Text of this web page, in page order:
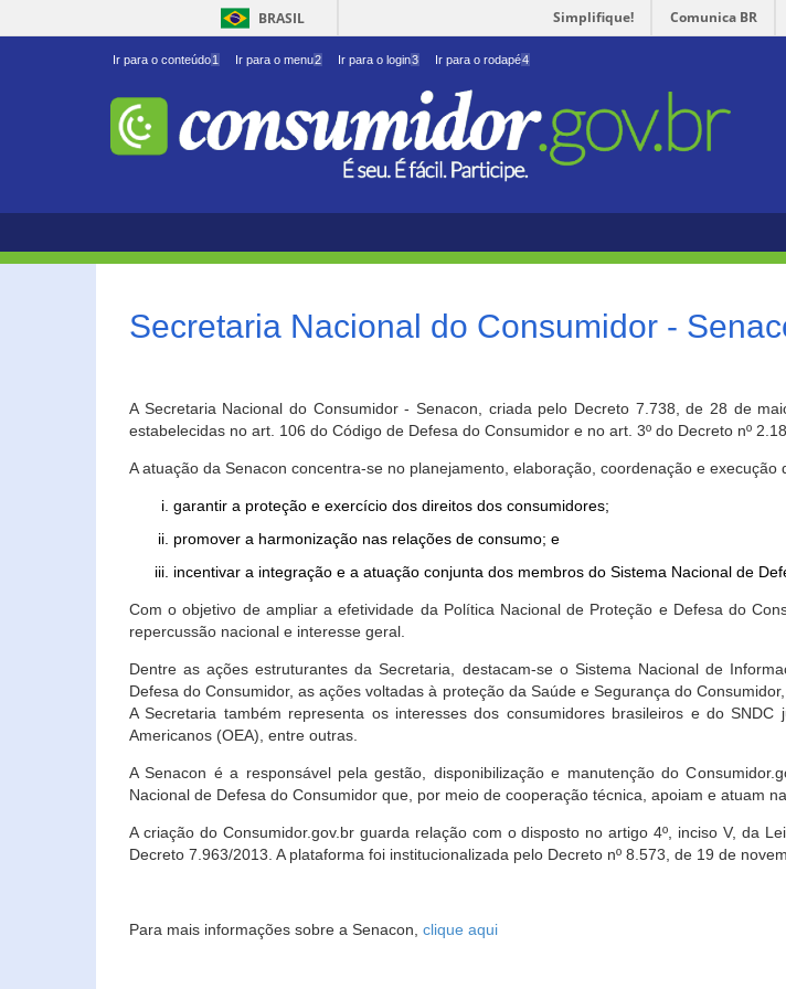
BRASIL Simplifique! Comunica BR
Ir para o conteúdo1 Ir para o menu2 Ir para o login3 Ir para o rodapé4
Secretaria Nacional do Consumidor -
A Secretaria Nacional do Consumidor - Senacon, criada pelo Decreto 7.738, de 28 de
estabelecidas no art. 106 do Código de Defesa do Consumidor e no art. 3º do Decreto nº
A atuação da Senacon concentra-se no planejamento, elaboração, coordenação e
garantir a proteção e exercício dos direitos dos consumidores;
promover a harmonização nas relações de consumo; e
incentivar a integração e a atuação conjunta dos membros do Sistema Nacional de
Com o objetivo de ampliar a efetividade da Política Nacional de Proteção e Defesa do
repercussão nacional e interesse geral.
Dentre as ações estruturantes da Secretaria, destacam-se o Sistema Nacional de
Defesa do Consumidor, as ações voltadas à proteção da Saúde e Segurança do
A Secretaria também representa os interesses dos consumidores brasileiros e do
Americanos (OEA), entre outras.
A Senacon é a responsável pela gestão, disponibilização e manutenção do
Nacional de Defesa do Consumidor que, por meio de cooperação técnica, apoiam e atuam
A criação do Consumidor.gov.br guarda relação com o disposto no artigo 4º, inciso V, da
Decreto 7.963/2013. A plataforma foi institucionalizada pelo Decreto nº 8.573, de 19 de
Para mais informações sobre a Senacon, clique aqui